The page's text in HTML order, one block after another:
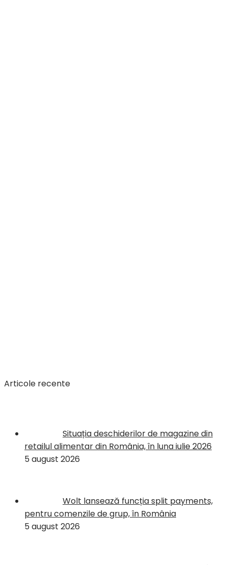
Articole recente
Situația deschiderilor de magazine din
retailul alimentar din România, în luna iulie 2026
5 august 2026
Wolt lansează funcția split payments,
pentru comenzile de grup, în România
5 august 2026